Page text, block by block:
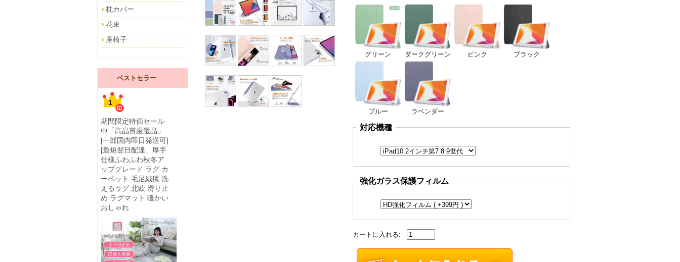
枕カバー
花束
座椅子
ベストセラー
1
期間限定特価セール
中「高品質厳選品」
[一部国内即日発送可]
[最短翌日配達」厚手
仕様ふわふわ秋冬ア
ップグレード ラグ カ
ーペット 毛足絨毯 洗
えるラグ 北欧 滑り止
め ラグマット 暖かい
おしゃれ
グリーン ダークグリーン ピンク ブラック
ブルー ラベンダー
対応機種
強化ガラス保護フィルム
カートに入れる: